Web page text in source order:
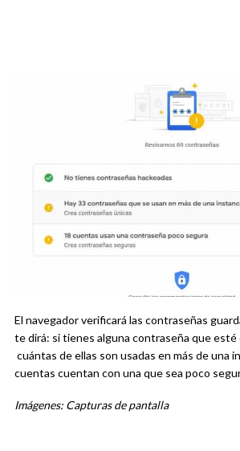
El navegador verificará las contraseñas
te dirá: si tienes alguna contraseña que esté
cuántas de ellas son usadas en más de una
cuentas cuentan con una que sea poco
Imágenes: Capturas de pantalla